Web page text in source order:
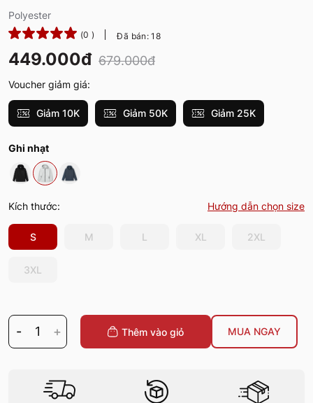
Polyester
(0 ) Đã bán: 18
449.000đ 679.000đ
Voucher giảm giá:
Giảm 10K Giảm 50K Giảm 25K
Ghi nhạt
Kích thước: Hướng dẫn chọn size
S M L XL 2XL
3XL
- 1 + Thêm vào giỏ MUA NGAY